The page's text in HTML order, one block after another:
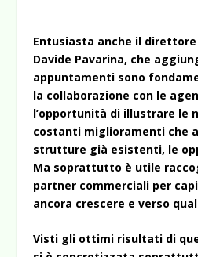
Entusiasta anche il
Davide Pavarina, che
appuntamenti sono
la collaborazione con le
l’opportunità di illustrare le
costanti miglioramenti che
strutture già esistenti, le
Ma soprattutto è utile
partner commerciali per
ancora crescere e verso
Visti gli ottimi risultati di